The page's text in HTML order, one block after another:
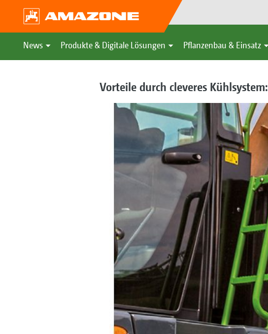
News Produkte & Digitale Lösungen Pflanzenbau & Einsatz
Vorteile durch cleveres Kühlsystem: